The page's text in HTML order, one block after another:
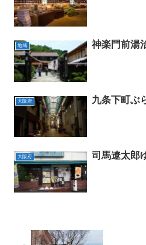
地域 神楽門前湯
大阪府 九条下町ぶ
大阪府 司馬遼太郎